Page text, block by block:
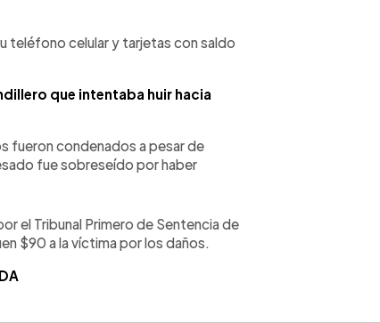
teléfono celular y tarjetas con saldo
que intentaba huir hacia
fueron condenados a pesar de
fue sobreseído por haber
el Tribunal Primero de Sentencia de
$90 a la víctima por los daños.